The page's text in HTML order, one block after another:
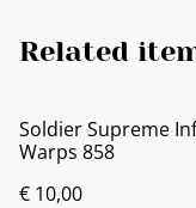
Related
Soldier Supreme
Warps 858
€ 10,00